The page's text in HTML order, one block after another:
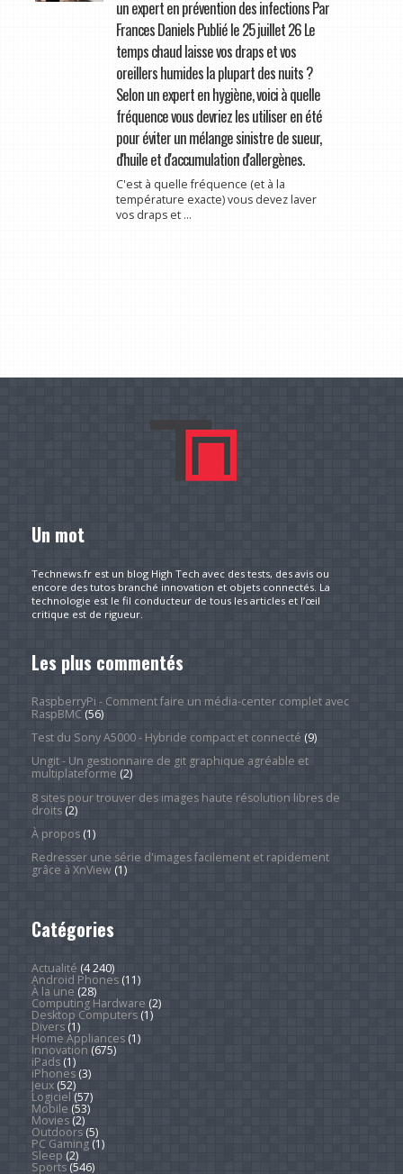
un expert en prévention des infections Par
Frances Daniels Publié le 25 juillet 26 Le
temps chaud laisse vos draps et vos
oreillers humides la plupart des nuits ?
Selon un expert en hygiène, voici à quelle
fréquence vous devriez les utiliser en été
pour éviter un mélange sinistre de sueur,
d'huile et d'accumulation d'allergènes.
C'est à quelle fréquence (et à la
température exacte) vous devez laver
vos draps et ...
Un mot
Technews.fr est un blog High Tech avec des tests, des avis ou
encore des tutos branché innovation et objets connectés. La
technologie est le fil conducteur de tous les articles et l’œil
critique est de rigueur.
Les plus commentés
RaspberryPi - Comment faire un média-center complet avec
RaspBMC(56)
Test du Sony A5000 - Hybride compact et connecté (9)
Ungit - Un gestionnaire de git graphique agréable et
multiplateforme (2)
8 sites pour trouver des images haute résolution libres de
droits(2)
À propos(1)
Redresser une série d'images facilement et rapidement
grâce à XnView(1)
Catégories
Actualité (4 240)
Android Phones(11)
À la une (28)
Computing Hardware (2)
Desktop Computers(1)
Divers(1)
Home Appliances(1)
Innovation (675)
iPads(1)
iPhones(3)
Jeux(52)
Logiciel (57)
Mobile (53)
Movies(2)
Outdoors(5)
PC Gaming(1)
Sleep (2)
Sports(546)